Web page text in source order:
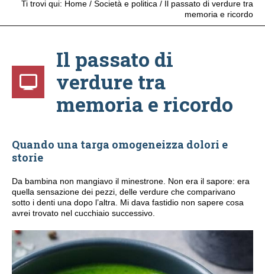
Ti trovi qui: Home / Società e politica / Il passato di verdure tra
memoria e ricordo
Il passato di
verdure tra
memoria e ricordo
Quando una targa omogeneizza dolori e
storie
Da bambina non mangiavo il minestrone. Non era il sapore: era
quella sensazione dei pezzi, delle verdure che comparivano
sotto i denti una dopo l’altra. Mi dava fastidio non sapere cosa
avrei trovato nel cucchiaio successivo.